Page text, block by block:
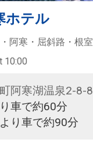
ホテル
阿寒・屈斜路・根室
10:00
阿寒湖温泉2-8-8
車で約60分
り車で約90分